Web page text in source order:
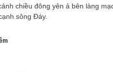
chiều đông yên ả bên làng
sông Đáy.